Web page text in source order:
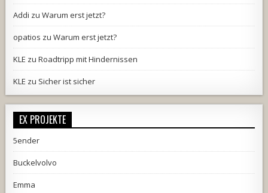
Addi zuWarum erst jetzt?
opatios zuWarum erst jetzt?
KLE zuRoadtripp mit Hindernissen
KLE zu Sicher ist sicher
EX PROJEKTE
5ender
Buckelvolvo
Emma